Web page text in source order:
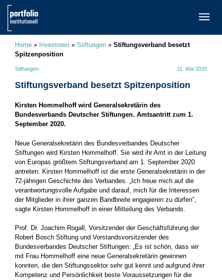
Home » Investoren » Stiftungen » Stiftungsverband besetzt
Spitzenposition
Stiftungen 11. Mai 2020
Stiftungsverband besetzt Spitzenposition
Kirsten Hommelhoff wird Generalsekretärin des
Bundesverbands Deutscher Stiftungen. Amtsantritt zum 1.
September 2020.
Neue Generalsekretärin des Bundesverbandes Deutscher
Stiftungen wird Kirsten Hommelhoff. Sie wird ihr Amt in der Leitung
von Europas größtem Stiftungsverband am 1. September 2020
antreten. Kirsten Hommelhoff ist die erste Generalsekretärin in der
72-jährigen Geschichte des Verbandes. „Ich freue mich auf die
verantwortungsvolle Aufgabe und darauf, mich für die Interessen
der Mitglieder in ihrer ganzen Bandbreite engagieren zu dürfen“,
sagte Kirsten Hommelhoff in einer Mitteilung des Verbands.
Prof. Dr. Joachim Rogall, Vorsitzender der Geschäftsführung der
Robert Bosch Stiftung und Vorstandsvorsitzender des
Bundesverbandes Deutscher Stiftungen: „Es ist schön, dass wir
mit Frau Hommelhoff eine neue Generalsekretärin gewinnen
konnten, die den Stiftungssektor sehr gut kennt und aufgrund ihrer
Kompetenz und Persönlichkeit beste Voraussetzungen für die